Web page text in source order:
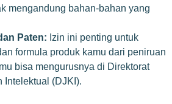
mengandung bahan-bahan yang
Paten: Izin ini penting untuk
formula produk kamu dari peniruan
bisa mengurusnya di Direktorat
Intelektual (DJKI).